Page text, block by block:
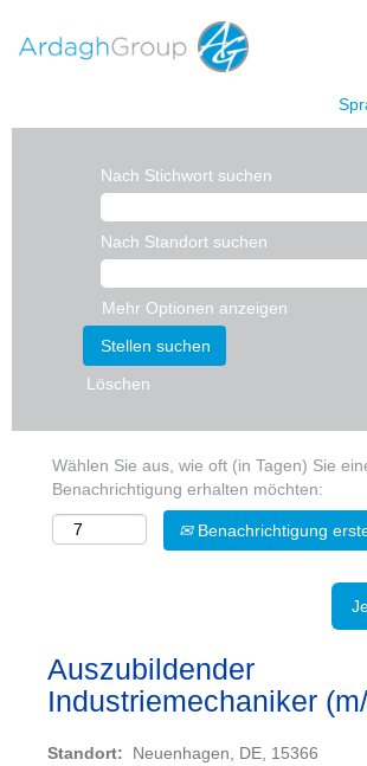
Nach Stichwort suchen
Nach Standort suchen
Mehr Optionen anzeigen
Löschen
Wählen Sie aus, wie oft (in Tagen) Sie
Benachrichtigung erhalten möchten:
Benachrichtigung
Auszubildender
Industriemechaniker
Standort: Neuenhagen, DE, 15366